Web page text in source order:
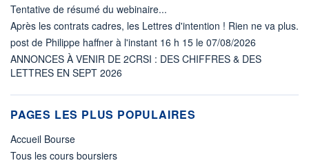
Tentative de résumé du webinaire...
Après les contrats cadres, les Lettres d'intention ! Rien ne va plus.
post de Philippe haffner à l'instant 16 h 15 le 07/08/2026
ANNONCES À VENIR DE 2CRSI : DES CHIFFRES & DES
LETTRES EN SEPT 2026
PAGES LES PLUS POPULAIRES
Accueil Bourse
Tous les cours boursiers